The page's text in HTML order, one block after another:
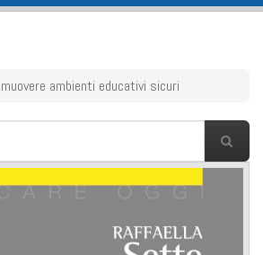
ambienti educativi sicuri